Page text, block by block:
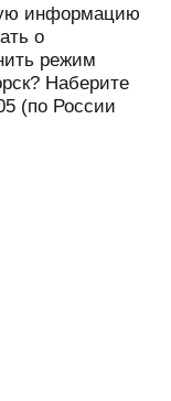
информацию
о
режим
Наберите
(по России